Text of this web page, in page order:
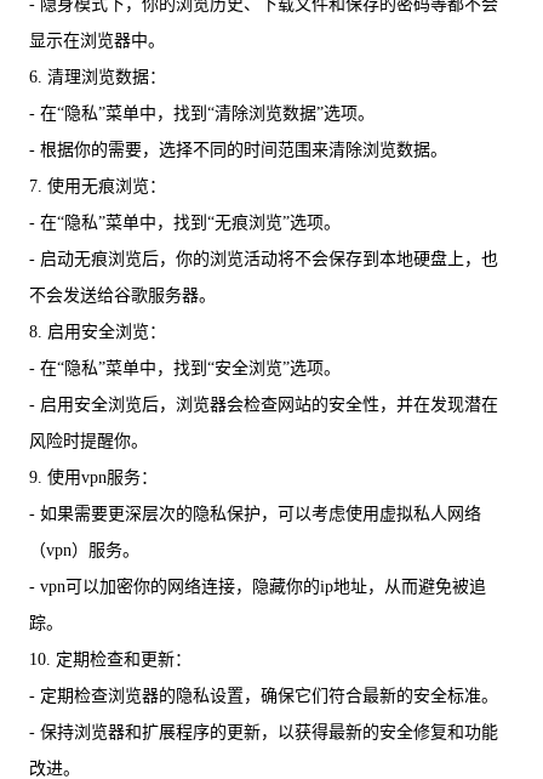
- 隐身模式下，你的浏览历史、下载文件和保存的密码等都不会
显示在浏览器中。
6. 清理浏览数据：
- 在“隐私”菜单中，找到“清除浏览数据”选项。
- 根据你的需要，选择不同的时间范围来清除浏览数据。
7. 使用无痕浏览：
- 在“隐私”菜单中，找到“无痕浏览”选项。
- 启动无痕浏览后，你的浏览活动将不会保存到本地硬盘上，也
不会发送给谷歌服务器。
8. 启用安全浏览：
- 在“隐私”菜单中，找到“安全浏览”选项。
- 启用安全浏览后，浏览器会检查网站的安全性，并在发现潜在
风险时提醒你。
9. 使用vpn服务：
- 如果需要更深层次的隐私保护，可以考虑使用虚拟私人网络
（vpn）服务。
- vpn可以加密你的网络连接，隐藏你的ip地址，从而避免被追
踪。
10. 定期检查和更新：
- 定期检查浏览器的隐私设置，确保它们符合最新的安全标准。
- 保持浏览器和扩展程序的更新，以获得最新的安全修复和功能
改进。